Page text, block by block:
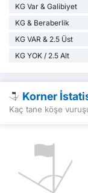
KG Var & Galibiyet
KG & Beraberlik
KG VAR & 2.5 Üst
KG YOK / 2.5 Alt
Korner
Kaç tane köşe